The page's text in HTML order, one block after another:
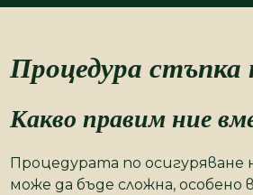
Процедура стъпка
Какво правим ние
Процедурата по осигуряване
може да бъде сложна,